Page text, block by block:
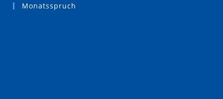
Monatsspruch